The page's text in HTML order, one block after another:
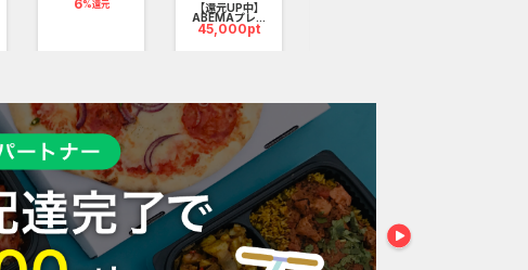
貼ることができます。
おります。
6%還元 【還元UP中】
ABEMAプレ...
45,000pt